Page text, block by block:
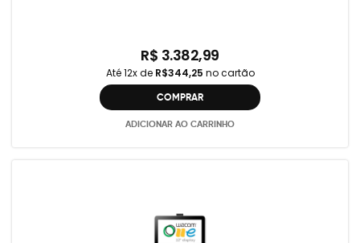
R$ 3.382,99
Até 12x de R$344,25 no cartão
COMPRAR
ADICIONAR AO CARRINHO